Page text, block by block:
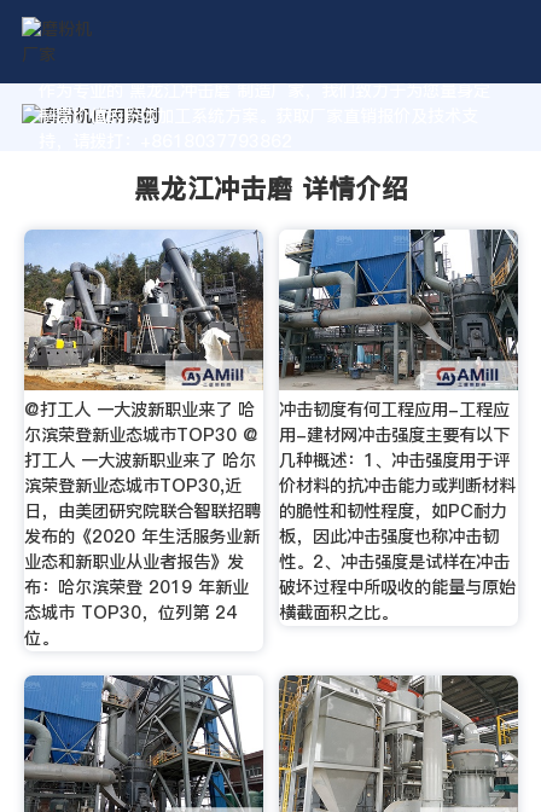
作为专业的 黑龙江冲击磨 制造厂家，我们致力于为您量身定
制高价值的粉体加工系统方案。获取厂家直销报价及技术支
黑龙江冲击磨 详情介绍
@打工人 一大波新职业来了 哈
尔滨荣登新业态城市TOP30 @
打工人 一大波新职业来了 哈尔
滨荣登新业态城市TOP30,近
日，由美团研究院联合智联招聘
发布的《2020 年生活服务业新
业态和新职业从业者报告》发
布：哈尔滨荣登 2019 年新业
态城市 TOP30，位列第 24
位。
冲击韧度有何工程应用-工程应
用-建材网冲击强度主要有以下
几种概述：1、冲击强度用于评
价材料的抗冲击能力或判断材料
的脆性和韧性程度，如PC耐力
板，因此冲击强度也称冲击韧
性。2、冲击强度是试样在冲击
破坏过程中所吸收的能量与原始
横截面积之比。